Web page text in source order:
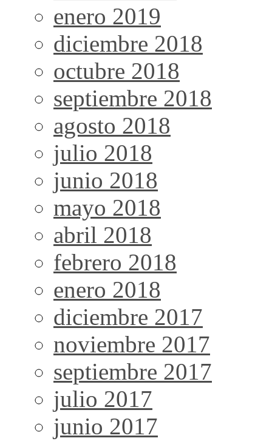
enero 2019
diciembre 2018
octubre 2018
septiembre 2018
agosto 2018
julio 2018
junio 2018
mayo 2018
abril 2018
febrero 2018
enero 2018
diciembre 2017
noviembre 2017
septiembre 2017
julio 2017
junio 2017